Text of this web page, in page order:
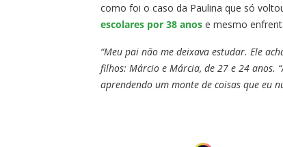
como foi o caso da Paulina que só
escolares por 38 anos e mesmo
“Meu pai não me deixava estudar. Ele
filhos: Márcio e Márcia, de 27 e 24 anos.
aprendendo um monte de coisas que eu